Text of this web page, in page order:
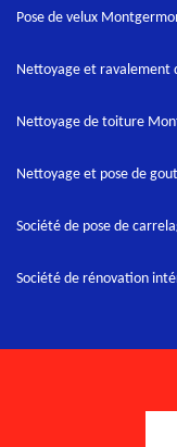
Pose de velux
Nettoyage et ravalement
Nettoyage de toiture
Nettoyage et pose de
Société de pose de
Société de rénovation